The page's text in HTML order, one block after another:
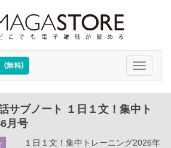
Toggle
サブノート １日１文！集中ト
月号
１日１文！集中トレーニング2026年